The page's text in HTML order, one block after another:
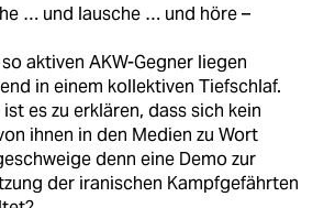
… und lausche … und höre –
aktiven AKW-Gegner liegen
in einem kollektiven Tiefschlaf.
es zu erklären, dass sich kein
ihnen in den Medien zu Wort
denn eine Demo zur
der iranischen Kampfgefährten